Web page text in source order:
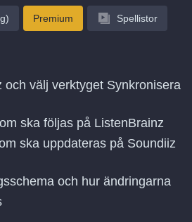
Premium Spellistor
och välj verktyget Synkronisera
ska följas på ListenBrainz
ska uppdateras på Soundiiz
och hur ändringarna